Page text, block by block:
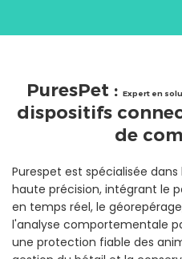
PuresPet : Expert en
dispositifs
de
Purespet est spécialisée dans
haute précision, intégrant le
en temps réel, le
l'analyse comportementale
une protection fiable des